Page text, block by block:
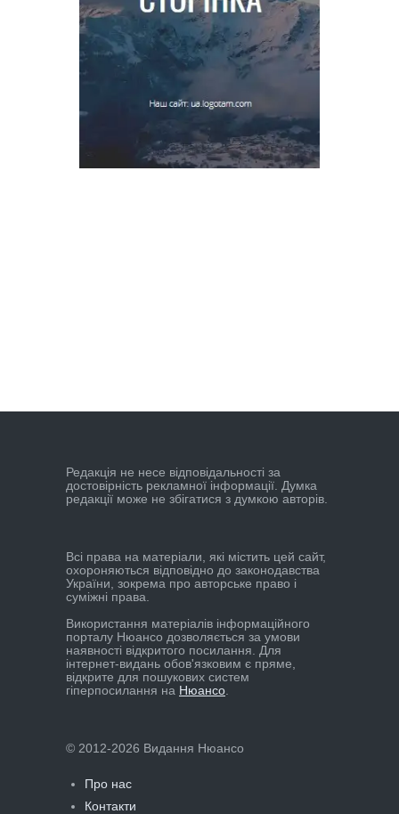
Редакцiя не несе вiдповiдальностi за
достовiрнiсть рекламної iнформацiї. Думка
редакцiї може не збiгатися з думкою авторiв.
Всі права на матеріали, які містить цей сайт,
охороняються відповідно до законодавства
України, зокрема про авторське право і
суміжні права.
Використання матеріалів інформаційного
порталу Нюансо дозволяється за умови
наявності відкритого посилання. Для
інтернет-видань обов'язковим є пряме,
відкрите для пошукових систем
гіперпосилання на Нюансо
© 2012-2026 Видання Нюансо
Про нас
Контакти